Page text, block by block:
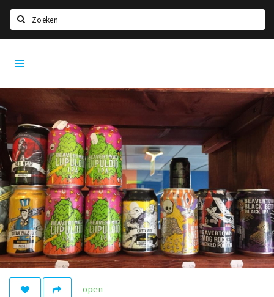
Home
Agenda
Nieuws, interviews & blogs
Eten
Drinken
Slapen
Recreatief
Winkels
Winkelgebieden
Parkeren
open